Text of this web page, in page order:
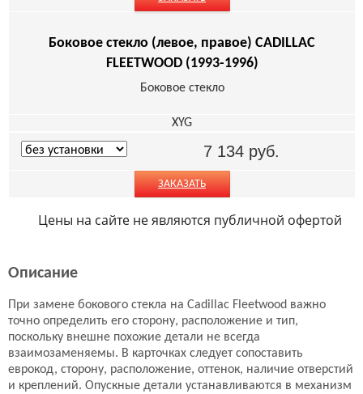
Боковое стекло (левое, правое) CADILLAC
FLEETWOOD (1993-1996)
Боковое стекло
XYG
7 134руб.
ЗАКАЗАТЬ
Цены на сайте не являются публичной офертой
Описание
При замене бокового стекла на Cadillac Fleetwood важно
точно определить его сторону, расположение и тип,
поскольку внешне похожие детали не всегда
взаимозаменяемы. В карточках следует сопоставить
еврокод, сторону, расположение, оттенок, наличие отверстий
и креплений. Опускные детали устанавливаются в механизм